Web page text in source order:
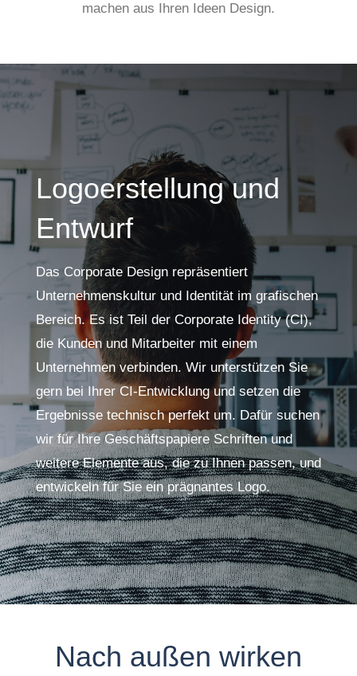
machen aus Ihren Ideen Design.
Logoerstellung und
Entwurf
Das Corporate Design repräsentiert
Unternehmenskultur und Identität im grafischen
Bereich. Es ist Teil der Corporate Identity (CI),
die Kunden und Mitarbeiter mit einem
Unternehmen verbinden. Wir unterstützen Sie
gern bei Ihrer CI-Entwicklung und setzen die
Ergebnisse technisch perfekt um. Dafür suchen
wir für Ihre Geschäftspapiere Schriften und
weitere Elemente aus, die zu Ihnen passen, und
entwickeln für Sie ein prägnantes Logo.
Nach außen wirken